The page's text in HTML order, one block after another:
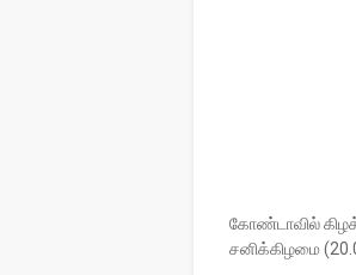
கோண்டாவில்
சனிக்கிழமை